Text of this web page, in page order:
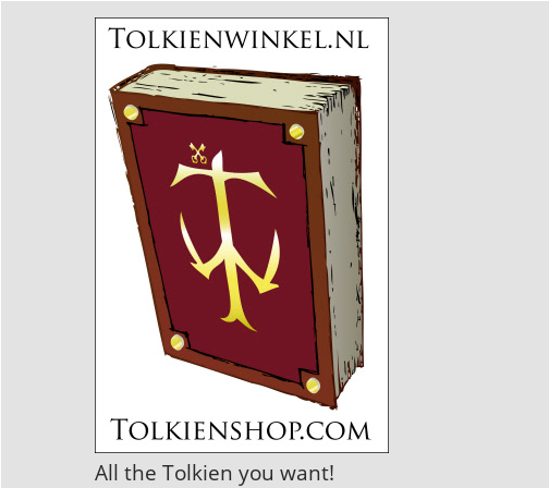
All the Tolkien you want!